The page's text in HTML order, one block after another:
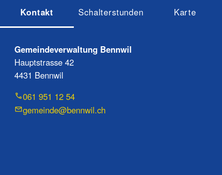
Kontakt Schalterstunden Karte
Gemeindeverwaltung Bennwil
Hauptstrasse 42
4431 Bennwil
061 951 12 54
gemeinde@bennwil.ch